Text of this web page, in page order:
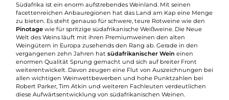
Südafrika ist ein enorm aufstrebendes Weinland. Mit seinen
facettenreichen Anbauregionen hat das Land am Kap eine Menge
zu bieten. Es steht genauso für schwere, teure Rotweine wie den
Pinotage wie für spritzige südafrikanische Weißweine. Die Neue
Welt des Weins läuft mit ihren Premiumweinen den alten
Weingütern in Europa zusehends den Rang ab. Gerade in den
vergangenen zehn Jahren hat südafrikanischer Wein einen
enormen Qualität Sprung gemacht und sich auf breiter Front
weiterentwickelt. Davon zeugen eine Flut von Auszeichnungen bei
allen wichtigen Weinwettbewerben und hohe Punktzahlen bei
Robert Parker, Tim Atkin und weiteren Fachleuten verdeutlichen
diese Aufwärtsentwicklung von südafrikanischen Weinen.